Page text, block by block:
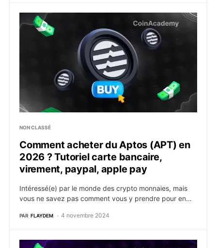
Comment acheter du Aptos (APT) en 2026 ?
NON CLASSÉ
Comment acheter du Aptos (APT) en
2026 ? Tutoriel carte bancaire,
virement, paypal, apple pay
Intéressé(e) par le monde des crypto monnaies, mais
vous ne savez pas comment vous y prendre pour en…
PAR FLAYDEM 4 novembre 2024
Comment acheter du Stacks (STX) en 2026 ?